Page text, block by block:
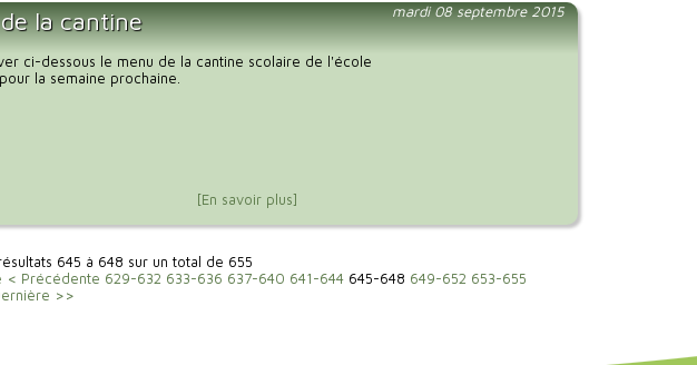
mardi 08 septembre 2015
la cantine
ci-dessous le menu de la cantine scolaire de l'école
la semaine prochaine.
[En savoir plus]
645 à 648 sur un total de 655
< Précédente 629-632 633-636 637-640 641-644 645-648 649-652 653-655
>>